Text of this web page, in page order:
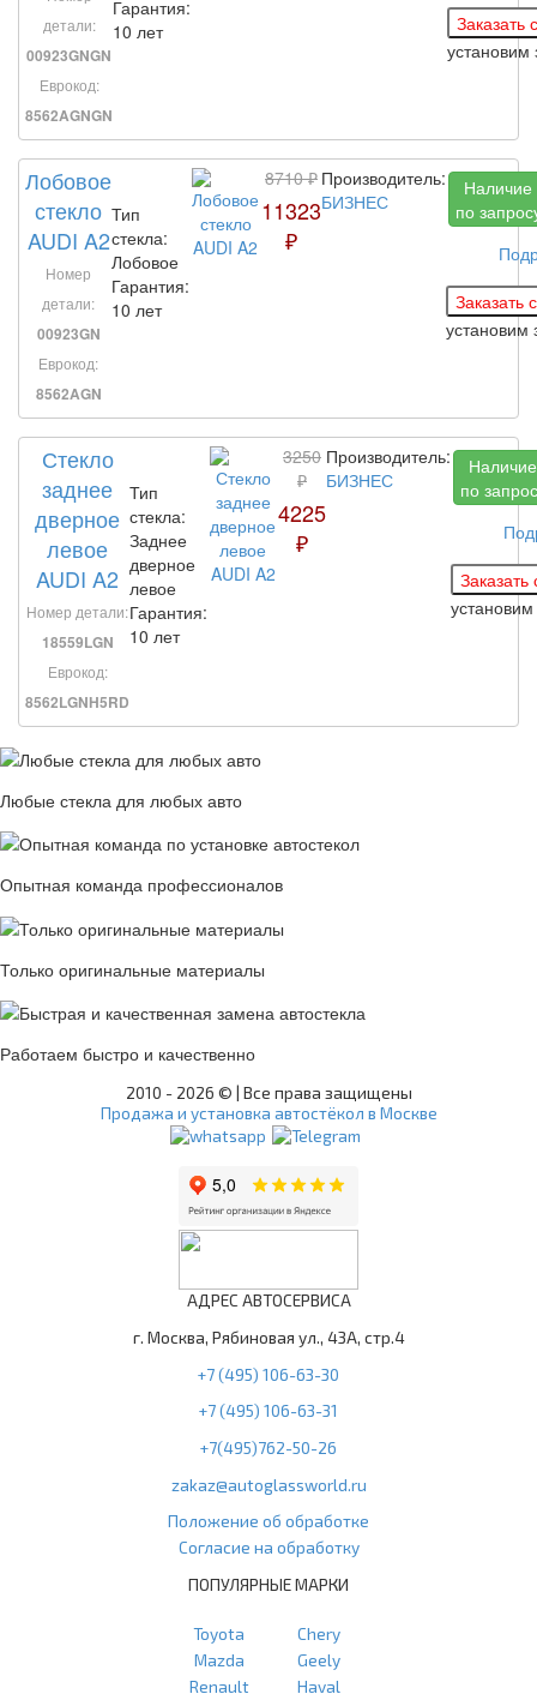
детали:
00923GNGN
Еврокод:
8562AGNGN
Гарантия:
10 лет
установим
Лобовое
стекло
AUDI A2
Номер
детали:
00923GN
Еврокод:
8562AGN
Тип
стекла:
Лобовое
Гарантия:
10 лет
8710 ₽
11323
₽
Производитель:
БИЗНЕС
Наличие
по
установим
Стекло
заднее
дверное
левое
AUDI A2
Номер детали:
18559LGN
Еврокод:
8562LGNH5RD
Тип
стекла:
Заднее
дверное
левое
Гарантия:
10 лет
3250
₽
4225
₽
Производитель:
БИЗНЕС
Наличие
по
установим
Любые стекла для любых авто
Опытная команда профессионалов
Только оригинальные материалы
Работаем быстро и качественно
2010 - 2026 © | Все права защищены
Продажа и установка автостёкол в Москве
АДРЕС АВТОСЕРВИСА
г. Москва, Рябиновая ул., 43А, стр.4
+7 (495) 106-63-30
+7 (495) 106-63-31
+7(495)762-50-26
zakaz@autoglassworld.ru
Положение об обработке
Согласие на обработку
ПОПУЛЯРНЫЕ МАРКИ
Toyota
Mazda
Renault
Chery
Geely
Haval